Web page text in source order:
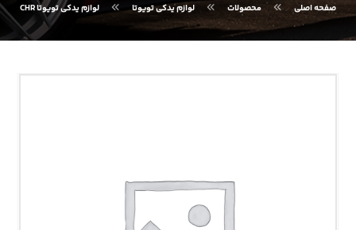
صفحه اصلی محصولات لوازم یدکی تویوتا لوازم یدکی تویوتا CHR